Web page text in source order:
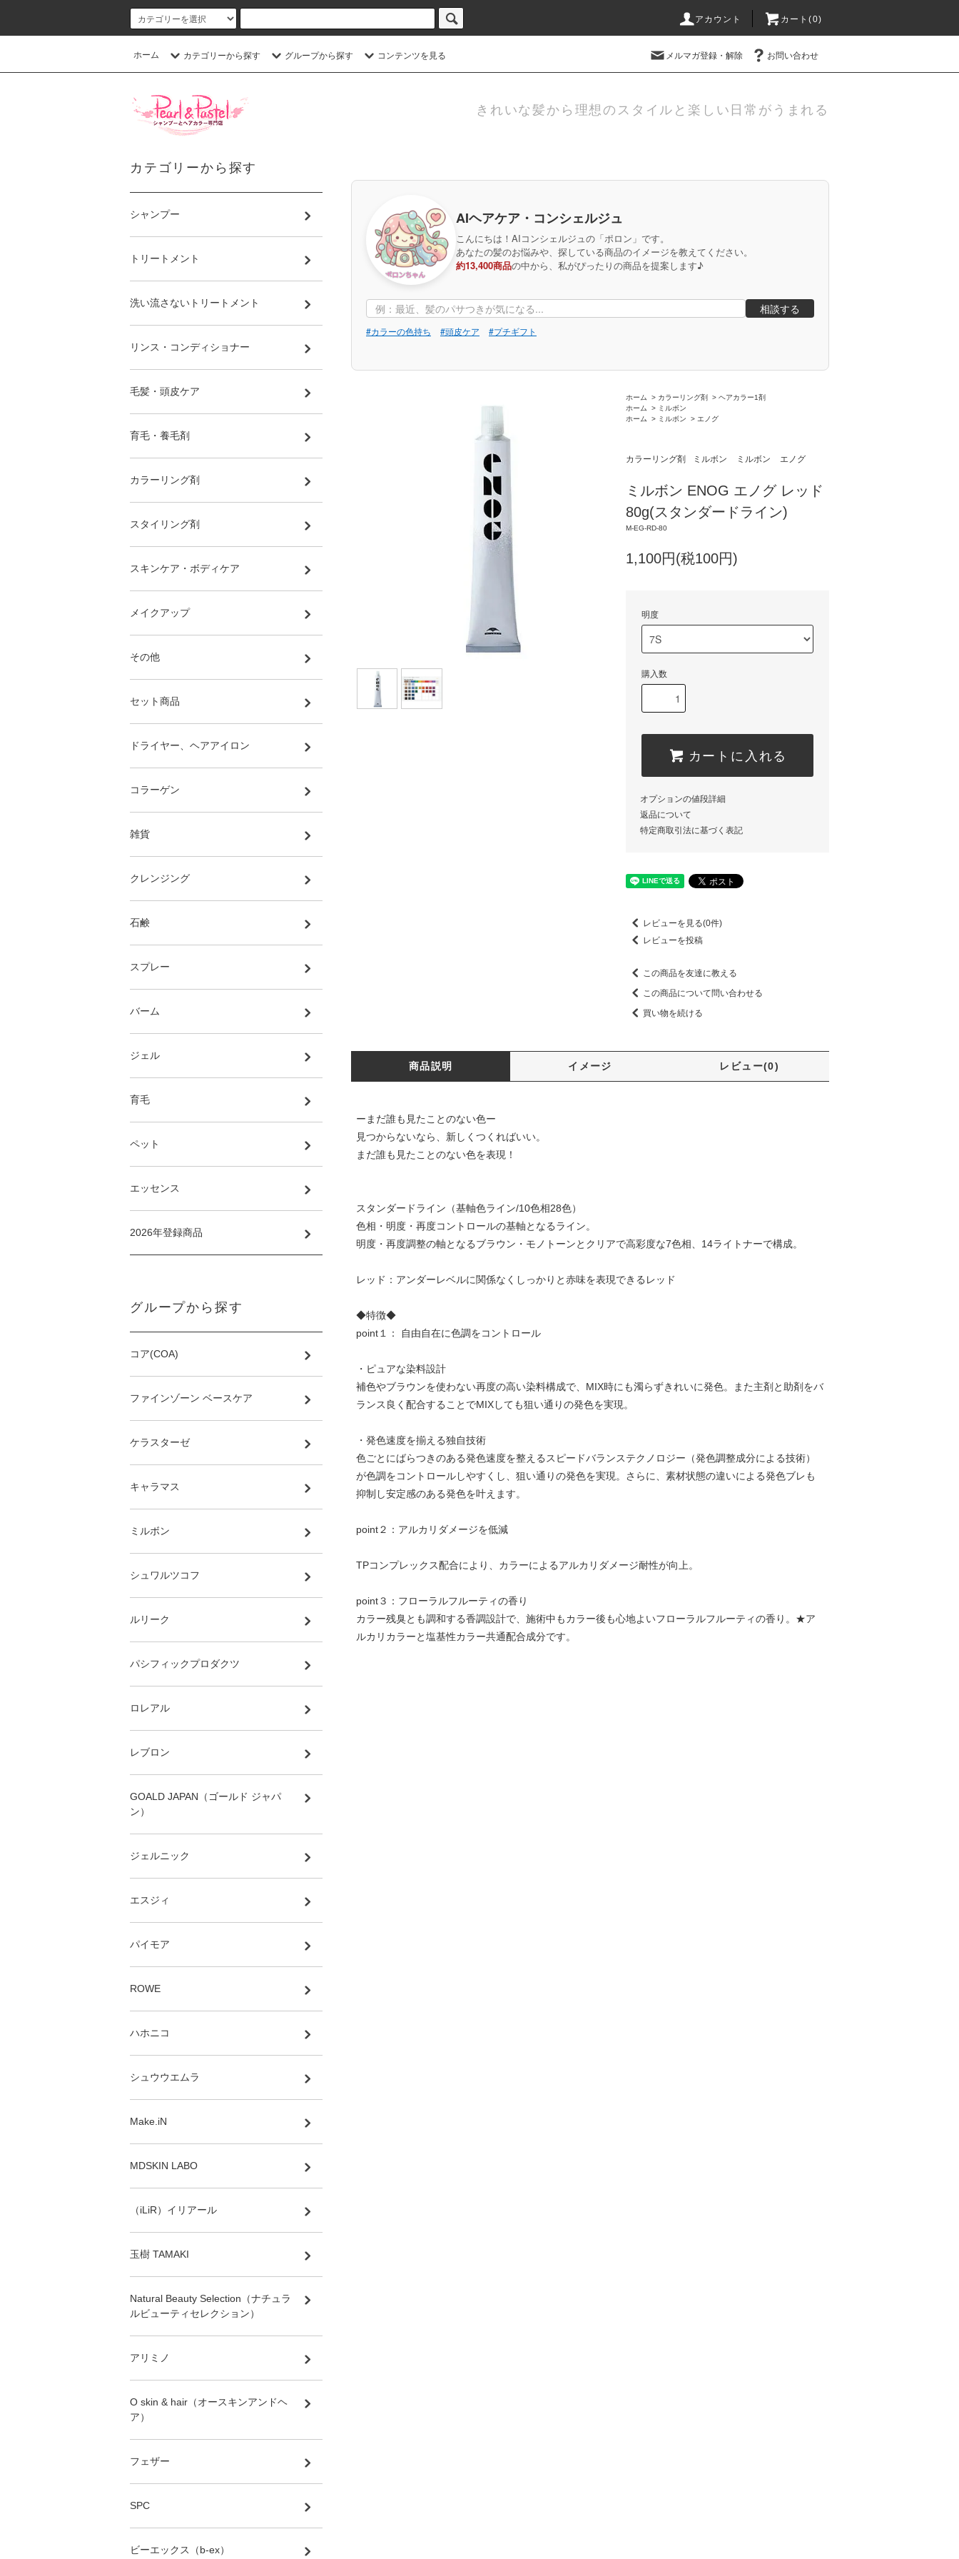
アカウント カート(0)
ホーム カテゴリーから探す グループから探す コンテンツを見る メルマガ登録・解除 お問い合わせ
きれいな髪から理想のスタイルと楽しい日常がうまれる
AIヘアケア・コンシェルジュ
こんにちは！AIコンシェルジュの「ポロン」です。
あなたの髪のお悩みや、探している商品のイメージを教えてください。
約13,400商品の中から、私がぴったりの商品を提案します♪
相談する
#カラーの色持ち #頭皮ケア #プチギフト
ホーム > カラーリング剤 > ヘアカラー1剤
ホーム
> ミルボン
ホーム
> ミルボン > エノグ
カラーリング剤 ミルボン ミルボン エノグ
ミルボン ENOG エノグ レッド
80g(スタンダードライン)
M-EG-RD-80
1,100円(税100円)
明度
購入数
カートに入れる
オプションの値段詳細
返品について
特定商取引法に基づく表記
レビューを見る(0件)
レビューを投稿
この商品を友達に教える
この商品について問い合わせる
買い物を続ける
商品説明 イメージ レビュー(0)
ーまだ誰も見たことのない色ー
見つからないなら、新しくつくればいい。
まだ誰も見たことのない色を表現！
スタンダードライン（基軸色ライン/10色相28色）
色相・明度・再度コントロールの基軸となるライン。
明度・再度調整の軸となるブラウン・モノトーンとクリアで高彩度な7色相、14ライトナーで構成。
レッド：アンダーレベルに関係なくしっかりと赤味を表現できるレッド
◆特徴◆
point１： 自由自在に色調をコントロール
・ピュアな染料設計
補色やブラウンを使わない再度の高い染料構成で、MIX時にも濁らずきれいに発色。また主剤と助剤をバ
ランス良く配合することでMIXしても狙い通りの発色を実現。
・発色速度を揃える独自技術
色ごとにばらつきのある発色速度を整えるスピードバランステクノロジー（発色調整成分による技術）
が色調をコントロールしやすくし、狙い通りの発色を実現。さらに、素材状態の違いによる発色ブレも
抑制し安定感のある発色を叶えます。
point２：アルカリダメージを低減
TPコンプレックス配合により、カラーによるアルカリダメージ耐性が向上。
point３：フローラルフルーティの香り
カラー残臭とも調和する香調設計で、施術中もカラー後も心地よいフローラルフルーティの香り。★ア
ルカリカラーと塩基性カラー共通配合成分です。
カテゴリーから探す
シャンプー
トリートメント
洗い流さないトリートメント
リンス・コンディショナー
毛髪・頭皮ケア
育毛・養毛剤
カラーリング剤
スタイリング剤
スキンケア・ボディケア
メイクアップ
その他
セット商品
ドライヤー、ヘアアイロン
コラーゲン
雑貨
クレンジング
石鹸
スプレー
バーム
ジェル
育毛
ペット
エッセンス
2026年登録商品
グループから探す
コア(COA)
ファインゾーン ベースケア
ケラスターゼ
キャラマス
ミルボン
シュワルツコフ
ルリーク
パシフィックプロダクツ
ロレアル
レブロン
GOALD JAPAN（ゴールド ジャパ
ン）
ジェルニック
エスジィ
パイモア
ROWE
ハホニコ
シュウウエムラ
Make.iN
MDSKIN LABO
（iLiR）イリアール
玉樹 TAMAKI
Natural Beauty Selection（ナチュラ
ルビューティセレクション）
アリミノ
O skin & hair（オースキンアンドヘ
ア）
フェザー
SPC
ビーエックス（b-ex）